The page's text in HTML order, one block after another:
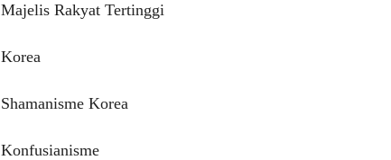
Majelis Rakyat Tertinggi
Korea
Shamanisme Korea
Konfusianisme